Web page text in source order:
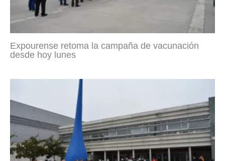
Expourense retoma la campaña de vacunación
desde hoy lunes